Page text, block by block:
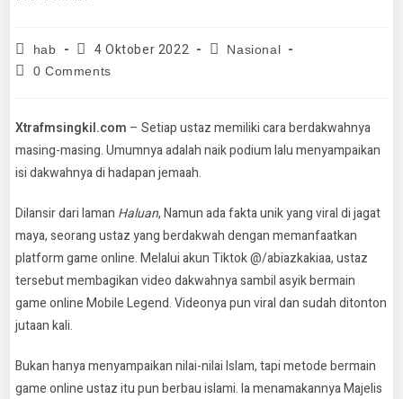
hab 4 Oktober 2022
Nasional
0 Comments
Xtrafmsingkil.com – Setiap ustaz memiliki cara berdakwahnya
masing-masing. Umumnya adalah naik podium lalu menyampaikan
isi dakwahnya di hadapan jemaah.
Dilansir dari laman Haluan, Namun ada fakta unik yang viral di jagat
maya, seorang ustaz yang berdakwah dengan memanfaatkan
platform game online. Melalui akun Tiktok @/abiazkakiaa, ustaz
tersebut membagikan video dakwahnya sambil asyik bermain
game online Mobile Legend. Videonya pun viral dan sudah ditonton
jutaan kali.
Bukan hanya menyampaikan nilai-nilai Islam, tapi metode bermain
game online ustaz itu pun berbau islami. Ia menamakannya Majelis